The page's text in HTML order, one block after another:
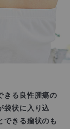
きる 良性腫瘍の
袋状に 入り込
できる瘤状のも